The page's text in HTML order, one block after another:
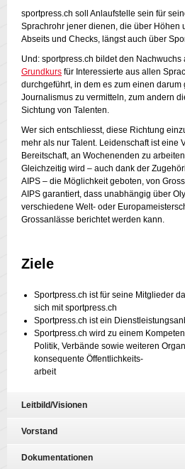
sportpress.ch soll Anlaufstelle sein für
Sprachrohr jener dienen, die über Höhen
Abseits und Checks, längst auch über
Und: sportpress.ch bildet den
Grundkurs für Interessierte aus allen
durchgeführt, in dem es zum einen
Journalismus zu vermitteln, zum andern
Sichtung von Talenten.
Wer sich entschliesst, diese Richtung
mehr als nur Talent. Leidenschaft ist eine
Bereitschaft, an Wochenenden zu
Gleichzeitig wird – auch dank der
AIPS – die Möglichkeit geboten, von
AIPS garantiert, dass unabhängig über
verschiedene Welt- oder
Grossanlässe berichtet werden kann.
Ziele
Sportpress.ch ist für seine Mitglieder
sich mit sportpress.ch
Sportpress.ch ist ein
Sportpress.ch wird zu einem
Politik, Verbände sowie weiteren
konsequente Öffentlichkeits-
arbeit
Leitbild/Visionen
Vorstand
Dokumentationen